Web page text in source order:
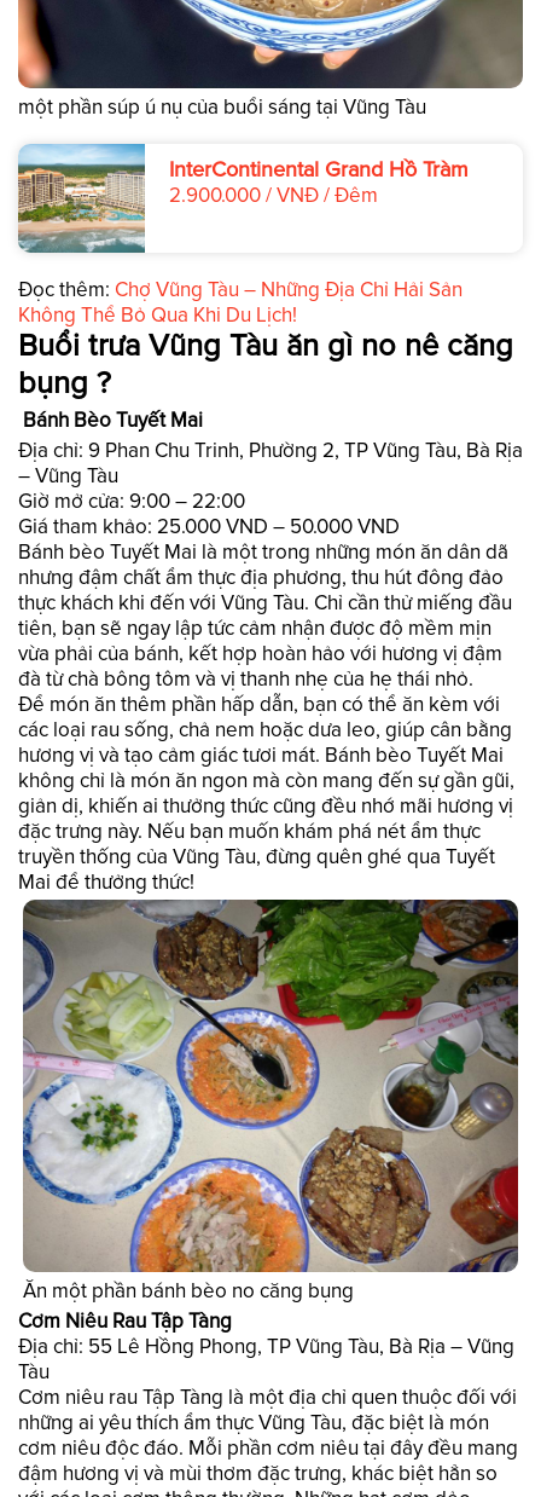
một phần súp ú nụ của buổi sáng tại Vũng Tàu
InterContinental Grand Hồ Tràm
2.900.000 / VNĐ / Đêm
Đọc thêm: Chợ Vũng Tàu – Những Địa Chỉ Hải Sản
Không Thể Bỏ Qua Khi Du Lịch!
Buổi trưa Vũng Tàu ăn gì no nê căng
bụng ?
Bánh Bèo Tuyết Mai
Địa chỉ: 9 Phan Chu Trinh, Phường 2, TP Vũng Tàu, Bà Rịa
– Vũng Tàu
Giờ mở cửa: 9:00 – 22:00
Giá tham khảo: 25.000 VND – 50.000 VND
Bánh bèo Tuyết Mai là một trong những món ăn dân dã
nhưng đậm chất ẩm thực địa phương, thu hút đông đảo
thực khách khi đến với Vũng Tàu. Chỉ cần thử miếng đầu
tiên, bạn sẽ ngay lập tức cảm nhận được độ mềm mịn
vừa phải của bánh, kết hợp hoàn hảo với hương vị đậm
đà từ chà bông tôm và vị thanh nhẹ của hẹ thái nhỏ.
Để món ăn thêm phần hấp dẫn, bạn có thể ăn kèm với
các loại rau sống, chả nem hoặc dưa leo, giúp cân bằng
hương vị và tạo cảm giác tươi mát. Bánh bèo Tuyết Mai
không chỉ là món ăn ngon mà còn mang đến sự gần gũi,
giản dị, khiến ai thưởng thức cũng đều nhớ mãi hương vị
đặc trưng này. Nếu bạn muốn khám phá nét ẩm thực
truyền thống của Vũng Tàu, đừng quên ghé qua Tuyết
Mai để thưởng thức!
Ăn một phần bánh bèo no căng bụng
Cơm Niêu Rau Tập Tàng
Địa chỉ: 55 Lê Hồng Phong, TP Vũng Tàu, Bà Rịa – Vũng
Tàu
Cơm niêu rau Tập Tàng là một địa chỉ quen thuộc đối với
những ai yêu thích ẩm thực Vũng Tàu, đặc biệt là món
cơm niêu độc đáo. Mỗi phần cơm niêu tại đây đều mang
đậm hương vị và mùi thơm đặc trưng, khác biệt hẳn so